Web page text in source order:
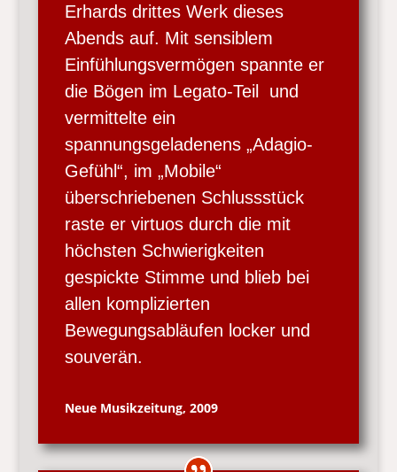
Erhards drittes Werk dieses
Abends auf. Mit sensiblem
Einfühlungsvermögen spannte er
die Bögen im Legato-Teil und
vermittelte ein
spannungsgeladenens „Adagio-
Gefühl“, im „Mobile“
überschriebenen Schlussstück
raste er virtuos durch die mit
höchsten Schwierigkeiten
gespickte Stimme und blieb bei
allen komplizierten
Bewegungsabläufen locker und
souverän.
Neue Musikzeitung, 2009